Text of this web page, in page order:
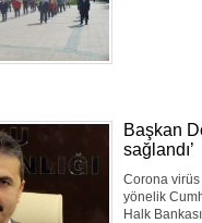
Başkan
sağlandı’
Corona virüs
yönelik
Halk